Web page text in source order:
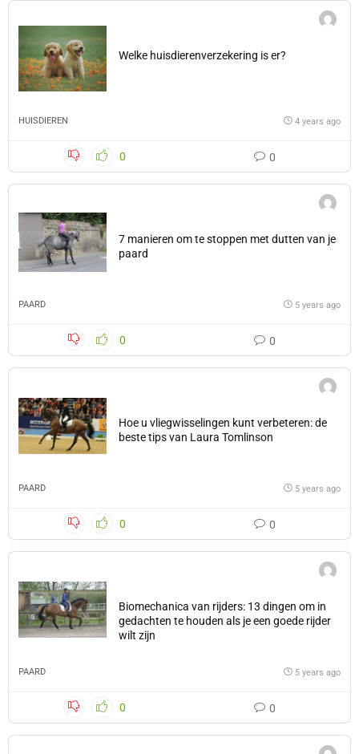
Welke huisdierenverzekering is er?
HUISDIEREN 4 years ago
0 0
7 manieren om te stoppen met dutten van je
paard
PAARD 5 years ago
0 0
Hoe u vliegwisselingen kunt verbeteren: de
beste tips van Laura Tomlinson
PAARD 5 years ago
0 0
Biomechanica van rijders: 13 dingen om in
gedachten te houden als je een goede rijder
wilt zijn
PAARD 5 years ago
0 0